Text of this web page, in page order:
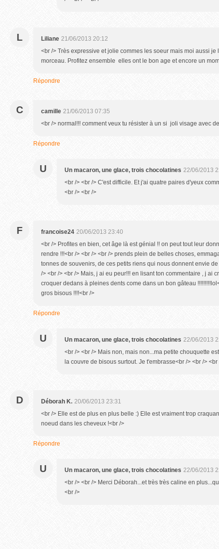
L Liliane 21/06/2013 20:12
<br /> Très expressive et jolie commes les soeur mais moi aussi
morceau. Profitez ensemble elles ont le bon age et encore un
Répondre
C camille 21/06/2013 07:35
<br /> normal!!! comment veux tu résister à un si joli visage avec
Répondre
U Un macaron, une glace, trois chocolatines 22/06/2013
<br /> <br /> C'est difficile. Et j'ai quatre paires d'yeux
<br /> <br />
F francoise24 20/06/2013 23:40
<br /> Profites en bien, cet âge là est génial !! on peut tout leur
rendre !!!<br /> <br /> <br /> prends plein de belles choses,
tonnes de souvenirs, de ces petits riens qui nous donnent envie
/> <br /> <br /> Mais, j ai eu peur!!! en lisant ton commentaire , j ai
croquer dedans à pleines dents come dans un bon gâteau
gros bisous !!!!<br />
Répondre
U Un macaron, une glace, trois chocolatines 22/06/2013
<br /> <br /> Mais non, mais non...ma petite chouquette
la couvre de bisous surtout. Je t'embrasse<br /> <br /> <br
D Déborah K. 20/06/2013 23:31
<br /> Elle est de plus en plus belle :) Elle est vraiment trop
noeud dans les cheveux !<br />
Répondre
U Un macaron, une glace, trois chocolatines 22/06/2013
<br /> <br /> Merci Déborah...et très très caline en
<br />